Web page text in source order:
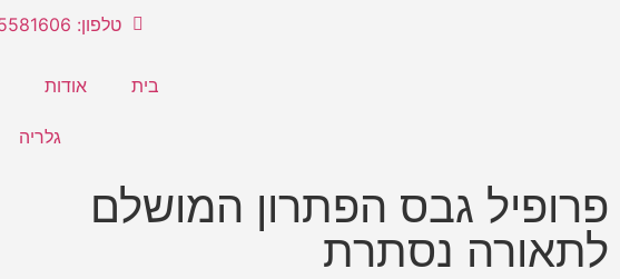
טלפון: 03-5581606
בית אודות
גלריה
פרופיל גבס הפתרון המושלם
לתאורה נסתרת